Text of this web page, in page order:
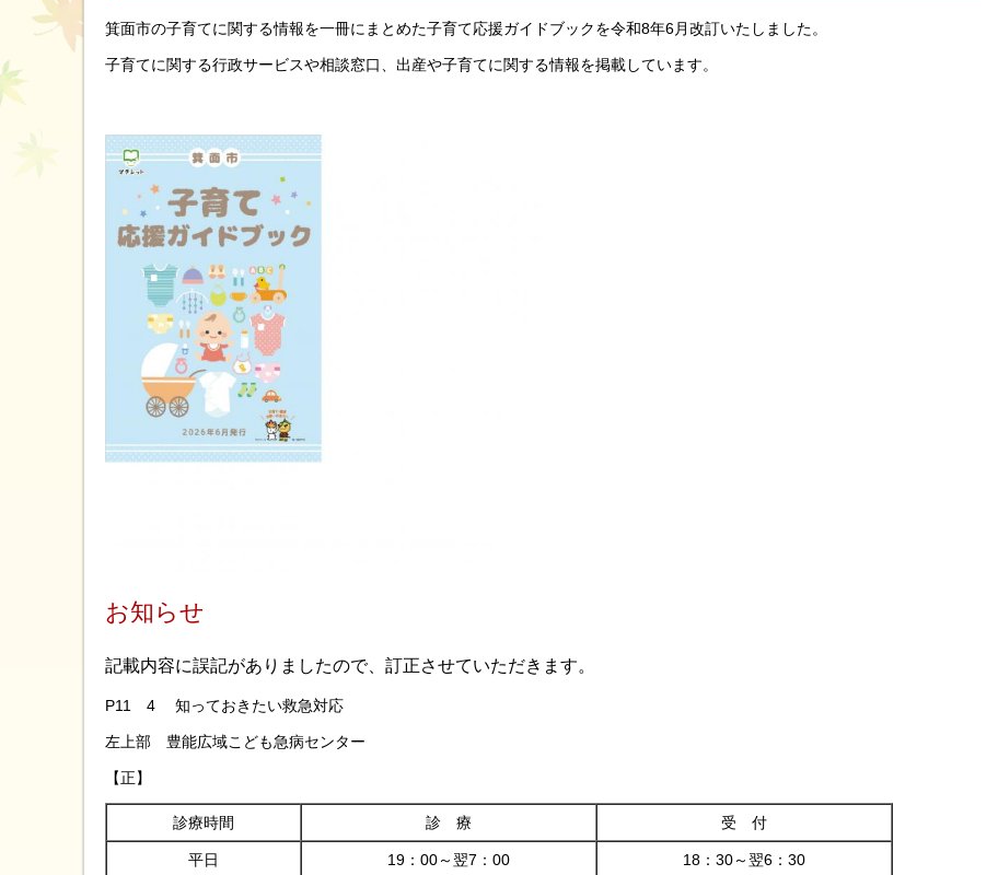
箕面市の子育てに関する情報を一冊にまとめた子育て応援ガイドブックを令和8年6月改訂いたしました。
子育てに関する行政サービスや相談窓口、出産や子育てに関する情報を掲載しています。
お知らせ
記載内容に誤記がありましたので、訂正させていただきます。
P11 4 知っておきたい救急対応
左上部 豊能広域こども急病センター
【正】
診療時間 診 療 受 付
平日 19：00～翌7：00 18：30～翌6：30